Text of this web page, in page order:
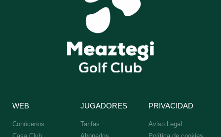
WEB
Conócenos
JUGADORES
Tarifas
PRIVACIDAD
Aviso Legal